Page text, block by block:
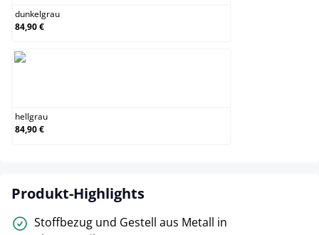
dunkelgrau
84,90 €
hellgrau
84,90 €
Produkt-Highlights
Stoffbezug und Gestell aus Metall in